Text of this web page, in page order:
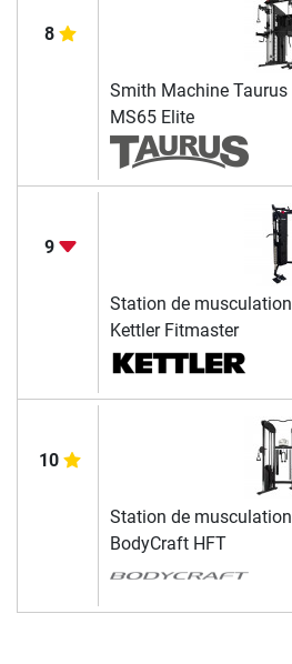
8
Smith Machine Taurus
MS65 Elite
9
Station de musculation
Kettler Fitmaster
10
Station de musculation
BodyCraft HFT